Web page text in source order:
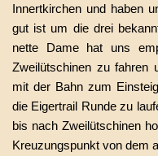
Innertkirchen und haben
gut ist um die drei
nette Dame hat uns
Zweilütschinen zu fahren
mit der Bahn zum
die Eigertrail Runde zu
bis nach Zweilütschinen
Kreuzungspunkt von dem